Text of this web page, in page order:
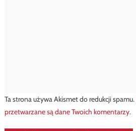
Ta strona używa Akismet do redukcji spamu.
przetwarzane są dane Twoich komentarzy.